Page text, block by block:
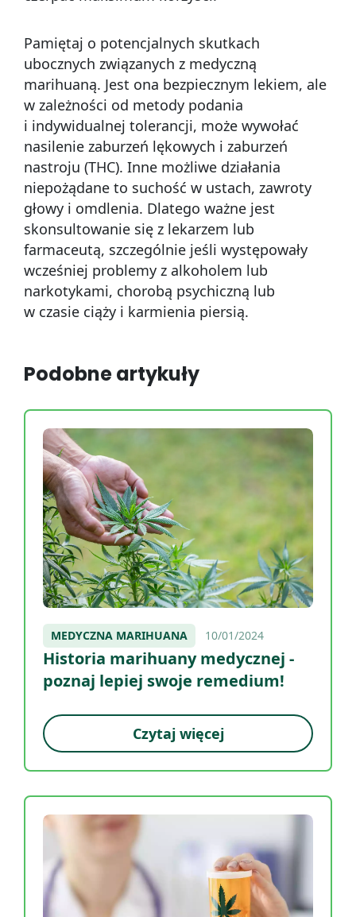
Pamiętaj o potencjalnych skutkach
ubocznych związanych z medyczną
marihuaną. Jest ona bezpiecznym lekiem, ale
w zależności od metody podania
i indywidualnej tolerancji, może wywołać
nasilenie zaburzeń lękowych i zaburzeń
nastroju (THC). Inne możliwe działania
niepożądane to suchość w ustach, zawroty
głowy i omdlenia. Dlatego ważne jest
skonsultowanie się z lekarzem lub
farmaceutą, szczególnie jeśli występowały
wcześniej problemy z alkoholem lub
narkotykami, chorobą psychiczną lub
w czasie ciąży i karmienia piersią.
Podobne artykuły
MEDYCZNA MARIHUANA 10/01/2024
Historia marihuany medycznej -
poznaj lepiej swoje remedium!
Czytaj więcej